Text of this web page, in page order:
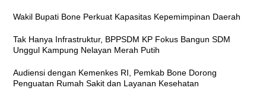
Wakil Bupati Bone Perkuat Kapasitas Kepemimpinan Daerah
Tak Hanya Infrastruktur, BPPSDM KP Fokus Bangun SDM
Unggul Kampung Nelayan Merah Putih
Audiensi dengan Kemenkes RI, Pemkab Bone Dorong
Penguatan Rumah Sakit dan Layanan Kesehatan